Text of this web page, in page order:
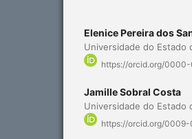
Elenice Pereira dos
Universidade do Estado
https://orcid.org/
Jamille Sobral Costa
Universidade do Estado
https://orcid.org/